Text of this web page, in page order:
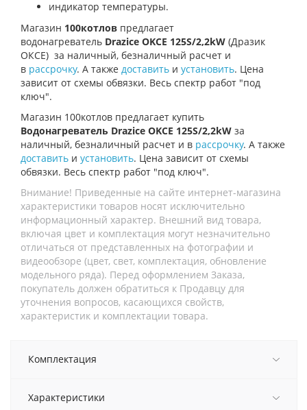
индикатор температуры.
Магазин 100котлов предлагает
водонагреватель Drazice OKCE 125S/2,2kW (Дразик
ОКСЕ) за наличный, безналичный расчет и
в рассрочку. А также доставить и установить. Цена
зависит от схемы обвязки. Весь спектр работ "под
ключ".
Магазин 100котлов предлагает купить
Водонагреватель Drazice OKCE 125S/2,2kW за
наличный, безналичный расчет и в рассрочку. А также
доставить и установить. Цена зависит от схемы
обвязки. Весь спектр работ "под ключ".
Внимание! Приведенные на сайте интернет-магазина
характеристики товаров носят исключительно
информационный характер. Внешний вид товара,
включая цвет и комплектация могут незначительно
отличаться от представленных на фотографии и
видеообзоре (цвет, свет, комплектация, обновление
модельного ряда). Перед оформлением Заказа,
покупатель должен обратиться к Продавцу для
уточнения вопросов, касающихся свойств,
характеристик и комплектации товара.
Комплектация
Характеристики